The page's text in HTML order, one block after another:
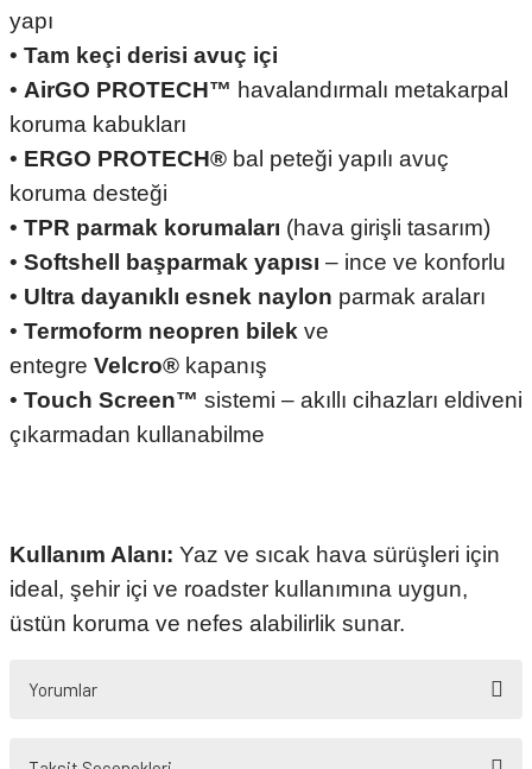
yapı
• Tam keçi derisi avuç içi
• AirGO PROTECH™ havalandırmalı metakarpal
koruma kabukları
• ERGO PROTECH® bal peteği yapılı avuç
koruma desteği
• TPR parmak korumaları (hava girişli tasarım)
• Softshell başparmak yapısı – ince ve konforlu
• Ultra dayanıklı esnek naylon parmak araları
• Termoform neopren bilek ve
entegre Velcro® kapanış
• Touch Screen™ sistemi – akıllı cihazları eldiveni
çıkarmadan kullanabilme
Kullanım Alanı: Yaz ve sıcak hava sürüşleri için
ideal, şehir içi ve roadster kullanımına uygun,
üstün koruma ve nefes alabilirlik sunar.
Yorumlar